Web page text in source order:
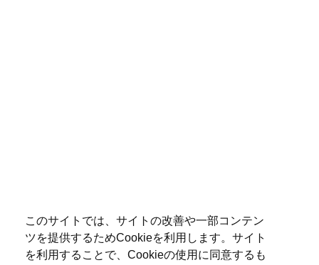
このサイトでは、サイトの改善や一部コンテン
ツを提供するためCookieを利用します。サイト
を利用することで、Cookieの使用に同意するも